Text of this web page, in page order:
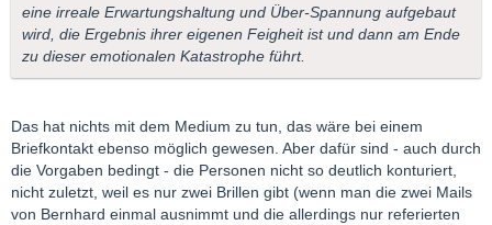
eine irreale Erwartungshaltung und Über-Spannung aufgebaut
wird, die Ergebnis ihrer eigenen Feigheit ist und dann am Ende
zu dieser emotionalen Katastrophe führt.
Das hat nichts mit dem Medium zu tun, das wäre bei einem
Briefkontakt ebenso möglich gewesen. Aber dafür sind - auch durch
die Vorgaben bedingt - die Personen nicht so deutlich konturiert,
nicht zuletzt, weil es nur zwei Brillen gibt (wenn man die zwei Mails
von Bernhard einmal ausnimmt und die allerdings nur referierten